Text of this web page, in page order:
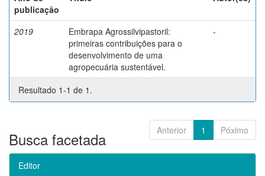
publicação
2019
Embrapa Agrossilvipastoril:
primeiras contribuições para o
desenvolvimento de uma
agropecuária sustentável.
-
Resultado 1-1 de 1.
Anterior 1 Póximo
Busca facetada
Editor